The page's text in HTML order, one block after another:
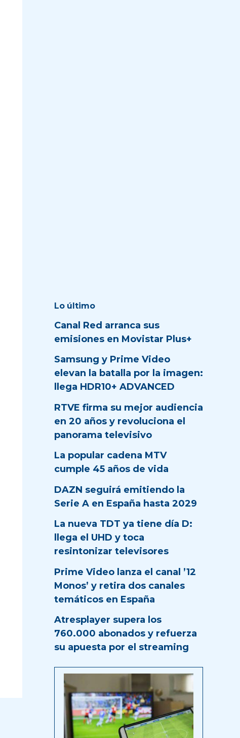
Lo último
Canal Red arranca sus
emisiones en Movistar Plus+
Samsung y Prime Video
elevan la batalla por la imagen:
llega HDR10+ ADVANCED
RTVE firma su mejor audiencia
en 20 años y revoluciona el
panorama televisivo
La popular cadena MTV
cumple 45 años de vida
DAZN seguirá emitiendo la
Serie A en España hasta 2029
La nueva TDT ya tiene día D:
llega el UHD y toca
resintonizar televisores
Prime Video lanza el canal ’12
Monos’ y retira dos canales
temáticos en España
Atresplayer supera los
760.000 abonados y refuerza
su apuesta por el streaming